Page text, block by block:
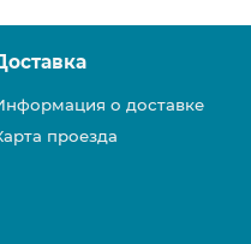
о доставке
проезда